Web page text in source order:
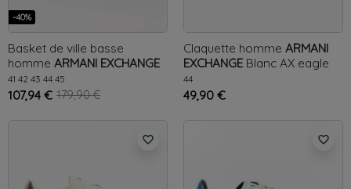
-40%
Basket de ville basse
homme ARMANI EXCHANGE
Blanc Action
41 42 43 44 45
107,94 € 179,90 €
Claquette homme ARMANI
EXCHANGE Blanc AX eagle
44
49,90 €
favorite_border favorite_border